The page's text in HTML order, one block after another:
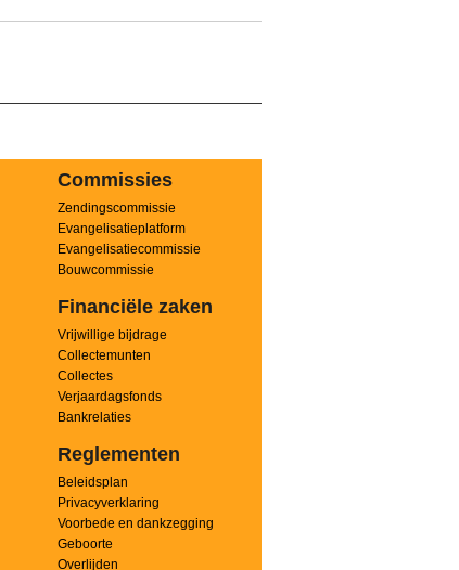
Commissies
Zendingscommissie
Evangelisatieplatform
Evangelisatiecommissie
Bouwcommissie
Financiële zaken
Vrijwillige bijdrage
Collectemunten
Collectes
Verjaardagsfonds
Bankrelaties
Reglementen
Beleidsplan
Privacyverklaring
Voorbede en dankzegging
Geboorte
Overlijden